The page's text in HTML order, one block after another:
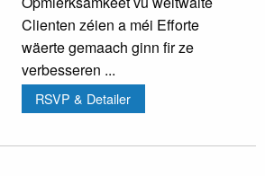
Clienten zéien a méi Efforte
wäerte gemaach ginn fir ze
verbesseren ...
RSVP & Detailer